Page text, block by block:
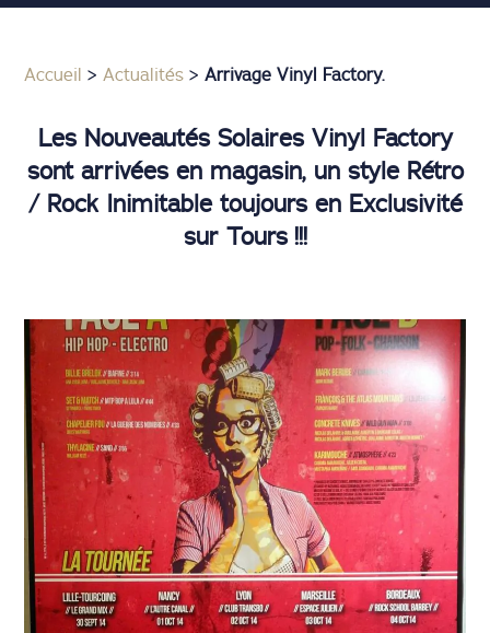
Accueil > Actualités >Arrivage Vinyl Factory.
Les Nouveautés Solaires Vinyl Factory
sont arrivées en magasin, un style Rétro
/ Rock Inimitable toujours en Exclusivité
sur Tours !!!